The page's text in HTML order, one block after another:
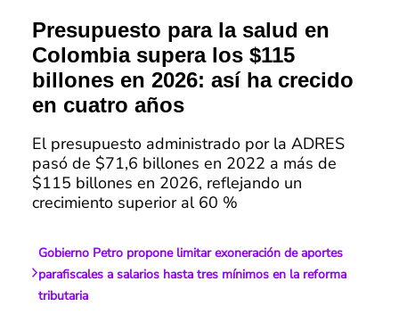
Presupuesto para la salud en
Colombia supera los $115
billones en 2026: así ha crecido
en cuatro años
El presupuesto administrado por la ADRES
pasó de $71,6 billones en 2022 a más de
$115 billones en 2026, reflejando un
crecimiento superior al 60 %
Gobierno Petro propone limitar exoneración de aportes
parafiscales a salarios hasta tres mínimos en la reforma
tributaria